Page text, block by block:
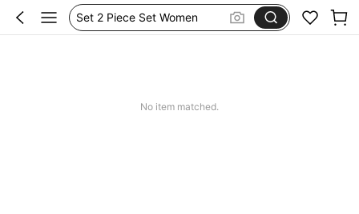
Set 2 Piece Set Women
Skirts For Women
No item matched.